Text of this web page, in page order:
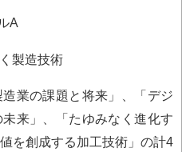
A
製造技術
造業の課題と将来」、「デジ
来」、「たゆみなく進化す
を創成する加工技術」の計4